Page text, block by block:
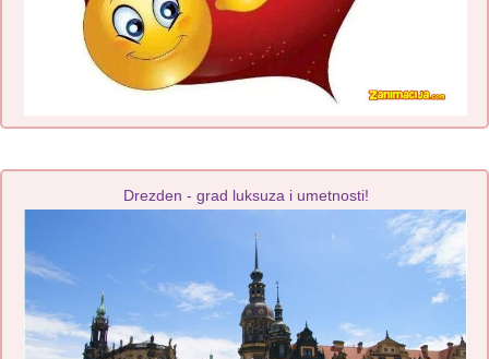
Drezden - grad luksuza i umetnosti!